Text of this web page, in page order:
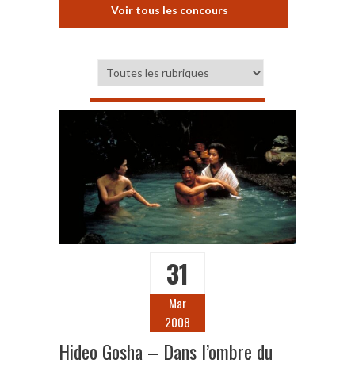
Voir tous les concours
31
Mar
2008
Hideo Gosha – Dans l’ombre du